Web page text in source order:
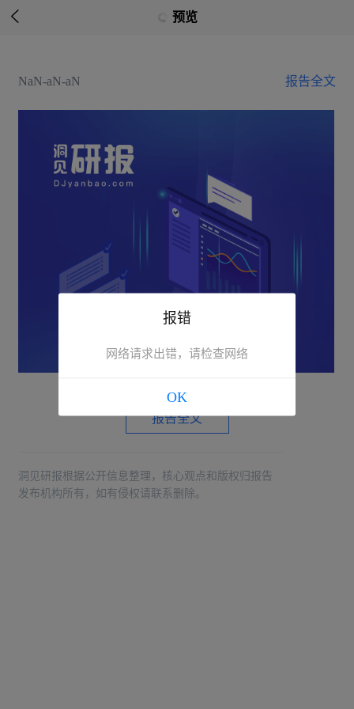
 预览
NaN-aN-aN 报告全文
报告全文
洞见研报根据公开信息整理，核心观点和版权归报告
发布机构所有，如有侵权请联系删除。
报错
网络请求出错，请检查网络
OK